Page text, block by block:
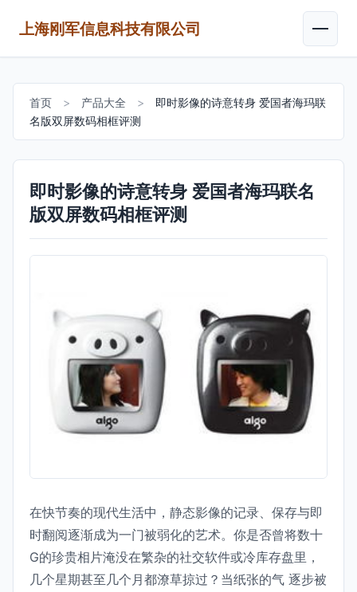
上海刚军信息科技有限公司
首页 > 产品大全 >
即时影像的诗意转身 爱国者海玛联
名版双屏数码相框评测
即时影像的诗意转身 爱国者海玛联名
版双屏数码相框评测
在快节奏的现代生活中，静态影像的记录、保存与即
时翻阅逐渐成为一门被弱化的艺术。你是否曾将数十
G的珍贵相片淹没在繁杂的社交软件或冷库存盘里，
几个星期甚至几个月都潦草掠过？当纸张的气 逐步被